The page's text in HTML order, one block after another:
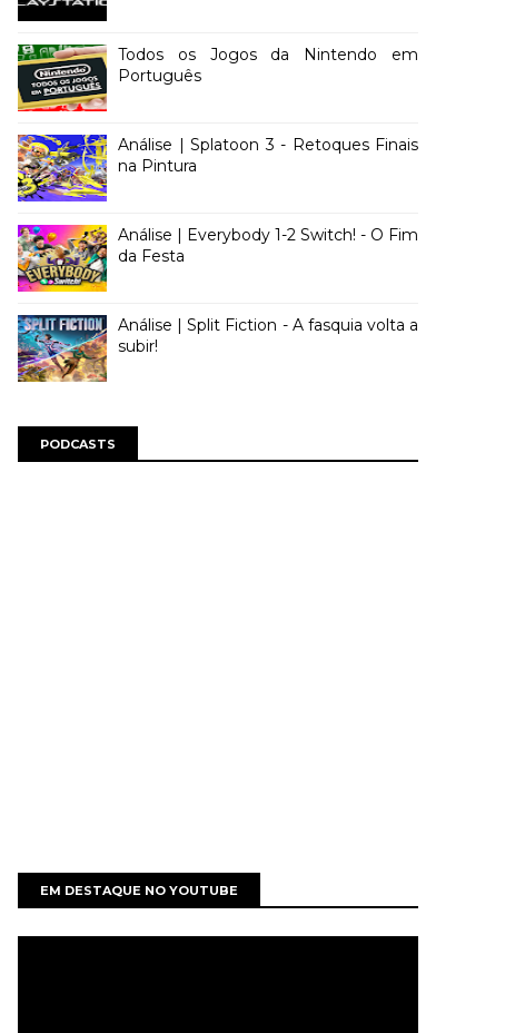
Todos os Jogos da Nintendo em
Português
Análise | Splatoon 3 - Retoques Finais
na Pintura
Análise | Everybody 1-2 Switch! - O Fim
da Festa
Análise | Split Fiction - A fasquia volta a
subir!
PODCASTS
EM DESTAQUE NO YOUTUBE